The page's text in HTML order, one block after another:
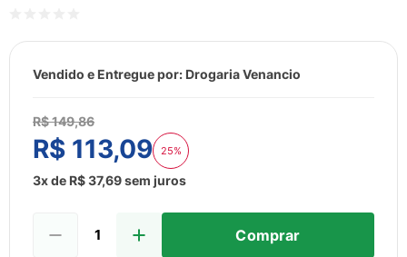
Vendido e Entregue por: Drogaria Venancio
R$149,86
R$ 113,09 25%
3x de R$37,69sem juros
Comprar
9º
lenço umedecido